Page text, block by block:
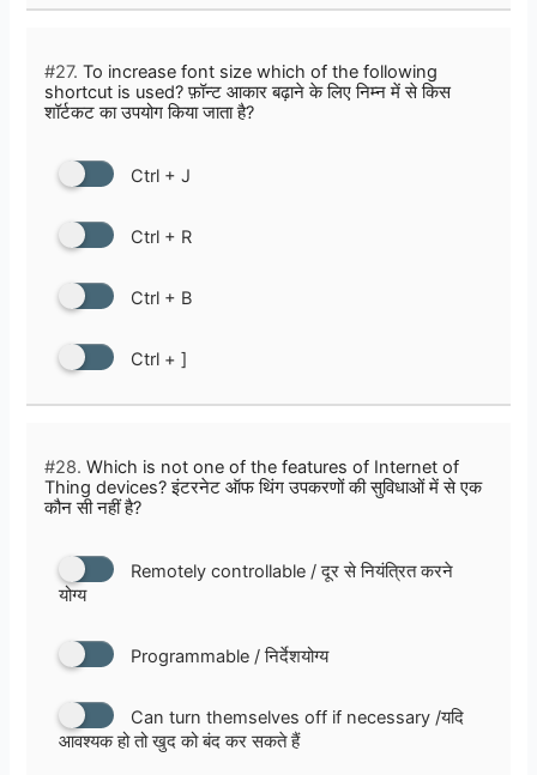
#27. To increase font size which of the following
shortcut is used? फ़ॉन्ट आकार बढ़ाने के लिए निम्न में से किस
शॉर्टकट का उपयोग किया जाता है?
Ctrl + J
Ctrl + R
Ctrl + B
Ctrl + ]
#28. Which is not one of the features of Internet of
Thing devices? इंटरनेट ऑफ थिंग उपकरणों की सुविधाओं में से एक
कौन सी नहीं है?
Remotely controllable / दूर से नियंत्रित करने
योग्य
Programmable / निर्देशयोग्य
Can turn themselves off if necessary /यदि
आवश्यक हो तो खुद को बंद कर सकते हैं